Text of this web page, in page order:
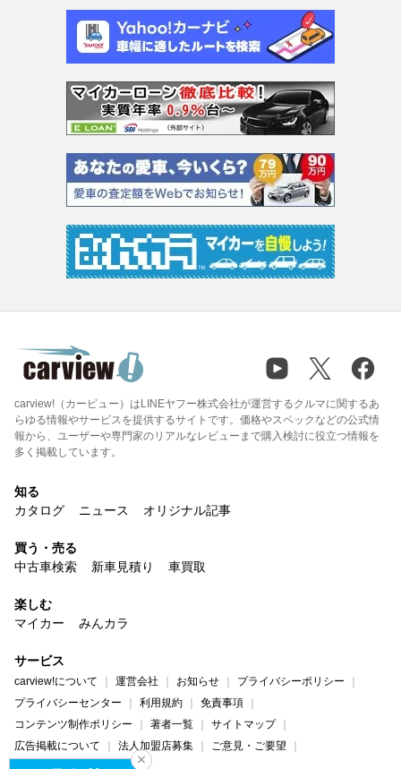
carview!（カービュー）はLINEヤフー株式会社が運営するクルマに関するあ
らゆる情報やサービスを提供するサイトです。価格やスペックなどの公式情
報から、ユーザーや専門家のリアルなレビューまで購入検討に役立つ情報を
多く掲載しています。
知る
カタログ
ニュース オリジナル記事
買う・売る
中古車検索
新車見積り 車買取
楽しむ
マイカー
みんカラ
サービス
carview!について 運営会社 お知らせ
プライバシーポリシー
プライバシーセンター
利用規約
免責事項
コンテンツ制作ポリシー
著者一覧
サイトマップ
広告掲載について
法人加盟店募集
ご意見・ご要望